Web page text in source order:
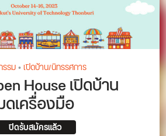
รม•เปิดบ้าน/นิทรรศการ
House เปิดบ้าน
ดเครื่องมือ
ปิดรับสมัครแล้ว